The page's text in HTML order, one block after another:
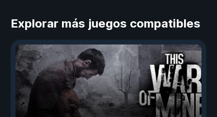
Explorar más juegos compatibles